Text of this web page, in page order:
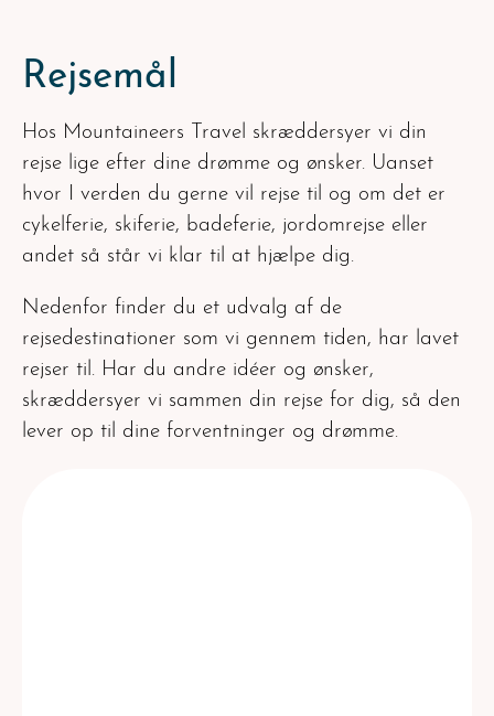
Rejsemål
Hos Mountaineers Travel skræddersyer vi din
rejse lige efter dine drømme og ønsker. Uanset
hvor I verden du gerne vil rejse til og om det er
cykelferie, skiferie, badeferie, jordomrejse eller
andet så står vi klar til at hjælpe dig.
Nedenfor finder du et udvalg af de
rejsedestinationer som vi gennem tiden, har lavet
rejser til. Har du andre idéer og ønsker,
skræddersyer vi sammen din rejse for dig, så den
lever op til dine forventninger og drømme.